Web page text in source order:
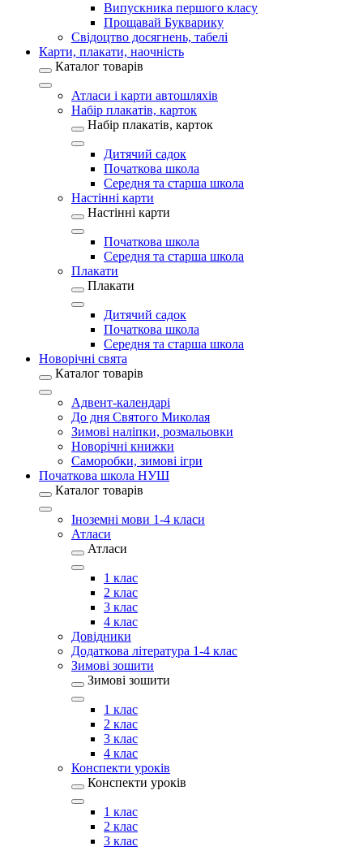
Випускника першого класу
Прощавай Букварику
Свідоцтво досягнень, табелі
Карти, плакати, наочність
Каталог товарів
Атласи і карти автошляхів
Набір плакатів, карток
Набір плакатів, карток
Дитячий садок
Початкова школа
Середня та старша школа
Настінні карти
Настінні карти
Початкова школа
Середня та старша школа
Плакати
Плакати
Дитячий садок
Початкова школа
Середня та старша школа
Новорічні свята
Каталог товарів
Адвент-календарі
До дня Святого Миколая
Зимові наліпки, розмальовки
Новорічні книжки
Саморобки, зимові ігри
Початкова школа НУШ
Каталог товарів
Іноземні мови 1-4 класи
Атласи
Атласи
1 клас
2 клас
3 клас
4 клас
Довідники
Додаткова література 1-4 клас
Зимові зошити
Зимові зошити
1 клас
2 клас
3 клас
4 клас
Конспекти уроків
Конспекти уроків
1 клас
2 клас
3 клас